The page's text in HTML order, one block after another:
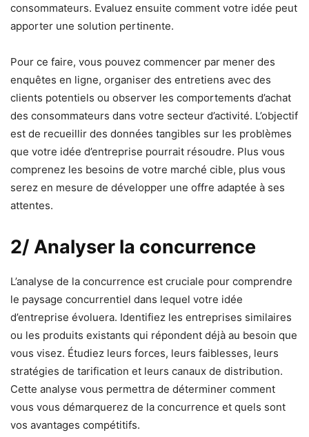
consommateurs. Evaluez ensuite comment votre idée peut
apporter une solution pertinente.
Pour ce faire, vous pouvez commencer par mener des
enquêtes en ligne, organiser des entretiens avec des
clients potentiels ou observer les comportements d’achat
des consommateurs dans votre secteur d’activité. L’objectif
est de recueillir des données tangibles sur les problèmes
que votre idée d’entreprise pourrait résoudre. Plus vous
comprenez les besoins de votre marché cible, plus vous
serez en mesure de développer une offre adaptée à ses
attentes.
2/ Analyser la concurrence
L’analyse de la concurrence est cruciale pour comprendre
le paysage concurrentiel dans lequel votre idée
d’entreprise évoluera. Identifiez les entreprises similaires
ou les produits existants qui répondent déjà au besoin que
vous visez. Étudiez leurs forces, leurs faiblesses, leurs
stratégies de tarification et leurs canaux de distribution.
Cette analyse vous permettra de déterminer comment
vous vous démarquerez de la concurrence et quels sont
vos avantages compétitifs.